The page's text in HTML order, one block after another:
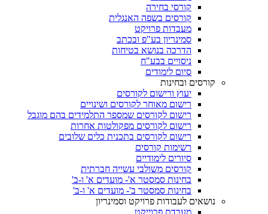
קורסי בחירה
קורסים בשפה האנגלית
מעבדות פרויקט
סמינריון בע"פ ובכתב
הדרכה בנושא בטיחות
ניסויים בבע"ח
סיום לימודים
קורסים ובחינות
יעוץ ורישום לקורסים
רישום מאוחר לקורסים ושינויים
רישום לקורסים שמספר התלמידים בהם מוגבל
רישום לקורסים מפקולטות אחרות
רישום לקורסים בתכנית כלים שלובים
רשימות קורסים
סיורים לימודיים
קורסים משולבי עשייה חברתית
בחינות סמסטר א'- מועדים א' ו-ב'
בחינות סמסטר ב'- מועדים א' ו-ב'
נושאים לעבודות פרויקט וסמינריון
מעבדת פרוייקט